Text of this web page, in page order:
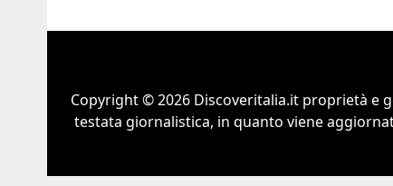
Copyright © 2026 Discoveritalia.it proprietà e
testata giornalistica, in quanto viene